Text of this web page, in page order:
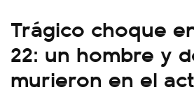
Trágico choque
22: un hombre y
murieron en el